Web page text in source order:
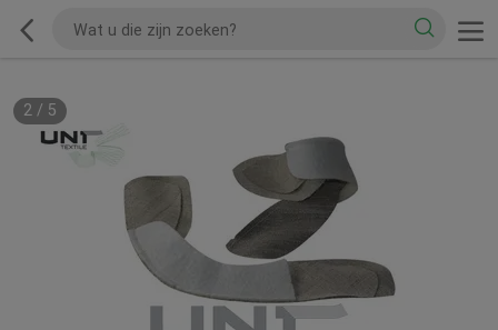
2/ 5